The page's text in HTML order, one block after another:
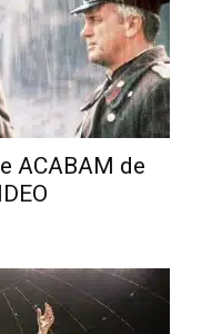
ACABAM de